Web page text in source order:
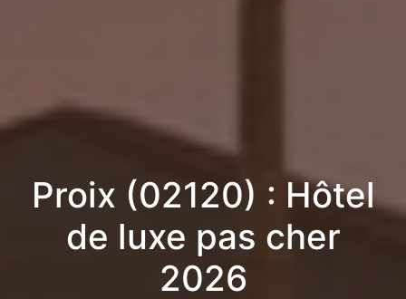
Proix (02120) : Hôtel
de luxe pas cher
2026